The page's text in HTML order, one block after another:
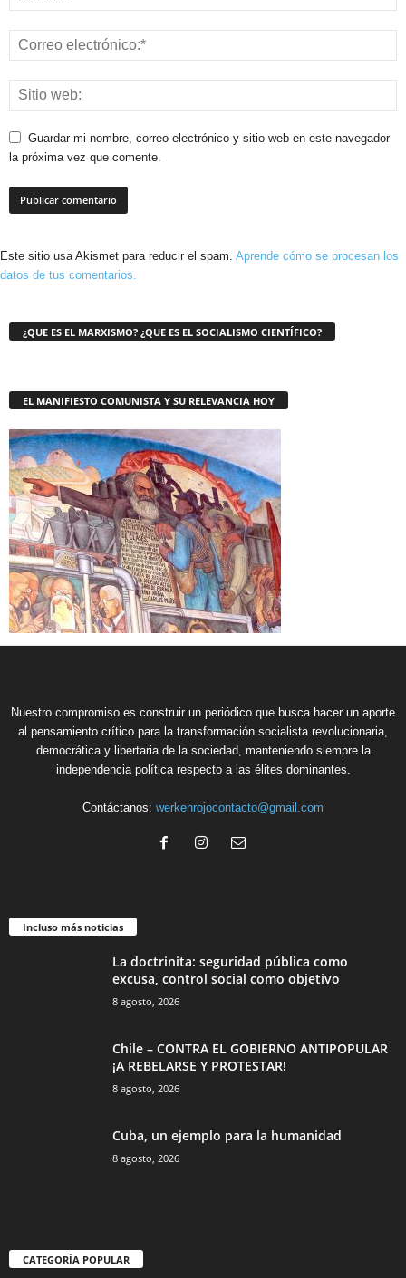
Guardar mi nombre, correo electrónico y sitio web en este navegador
la próxima vez que comente.
Este sitio usa Akismet para reducir el spam. Aprende cómo se procesan los
datos de tus comentarios.
¿QUE ES EL MARXISMO? ¿QUE ES EL SOCIALISMO CIENTÍFICO?
EL MANIFIESTO COMUNISTA Y SU RELEVANCIA HOY
Nuestro compromiso es construir un periódico que busca hacer un aporte
al pensamiento crítico para la transformación socialista revolucionaria,
democrática y libertaria de la sociedad, manteniendo siempre la
independencia política respecto a las élites dominantes.
Contáctanos: werkenrojocontacto@gmail.com
Incluso más noticias
La doctrinita: seguridad pública como
excusa, control social como objetivo
8 agosto, 2026
Chile – CONTRA EL GOBIERNO ANTIPOPULAR
¡A REBELARSE Y PROTESTAR!
8 agosto, 2026
Cuba, un ejemplo para la humanidad
8 agosto, 2026
CATEGORÍA POPULAR